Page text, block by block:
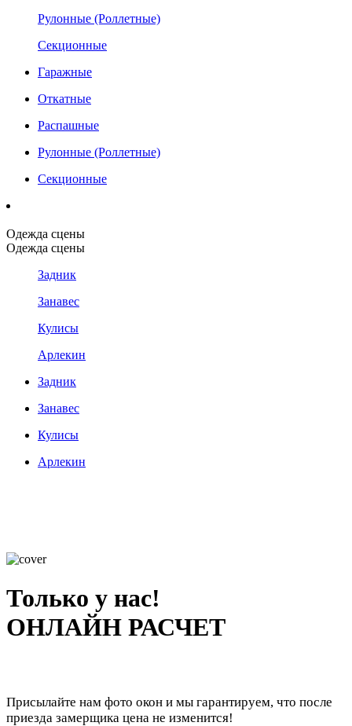
Рулонные (Роллетные)
Секционные
Гаражные
Откатные
Распашные
Рулонные (Роллетные)
Секционные
Одежда сцены
Одежда сцены
Задник
Занавес
Кулисы
Арлекин
Задник
Занавес
Кулисы
Арлекин
Только у нас!
ОНЛАЙН РАСЧЕТ
Присылайте нам фото окон и мы гарантируем, что после
приезда замерщика цена не изменится!